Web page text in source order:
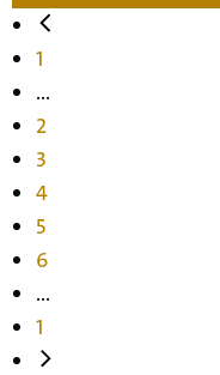
1
...
2
3
4
5
6
...
1